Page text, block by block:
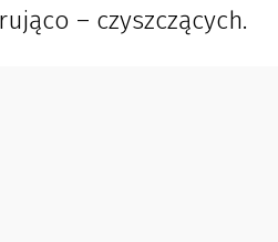
– czyszczących.